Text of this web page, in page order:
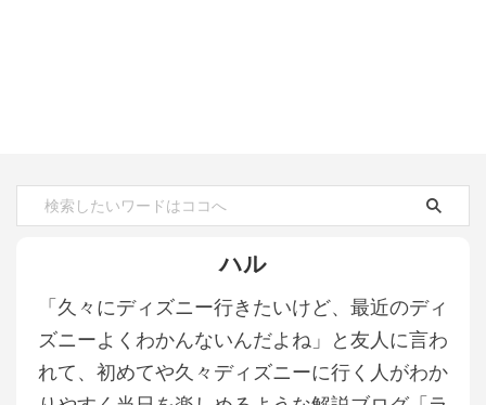
ハル
「久々にディズニー行きたいけど、最近のディ
ズニーよくわかんないんだよね」と友人に言わ
れて、初めてや久々ディズニーに行く人がわか